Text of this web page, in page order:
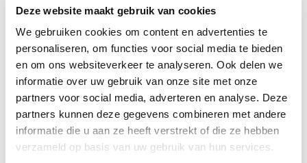
Deze website maakt gebruik van cookies
We gebruiken cookies om content en advertenties te
personaliseren, om functies voor social media te bieden
en om ons websiteverkeer te analyseren. Ook delen we
informatie over uw gebruik van onze site met onze
partners voor social media, adverteren en analyse. Deze
partners kunnen deze gegevens combineren met andere
informatie die u aan ze heeft verstrekt of die ze hebben
verzameld op basis van uw gebruik van hun services.
Betaalbaar met
Ecocheques:
Neen
Gewicht:
Artikel nummer:
1236922
Verantwoordelijk marktdeelnemer in de EU !